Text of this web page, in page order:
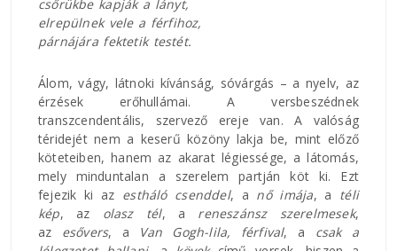
csőrükbe kapják a lányt,
elrepülnek vele a férfihoz,
párnájára fektetik testét.
Álom, vágy, látnoki kívánság, sóvárgás – a nyelv, az
érzések erőhullámai. A versbeszédnek
transzcendentális, szervező ereje van. A valóság
téridejét nem a keserű közöny lakja be, mint előző
köteteiben, hanem az akarat légiessége, a látomás,
mely minduntalan a szerelem partján köt ki. Ezt
fejezik ki az estháló csenddel, a nő imája, a téli
kép, az olasz tél, a reneszánsz szerelmesek,
az esővers, a Van Gogh-lila, férfival, a csak a